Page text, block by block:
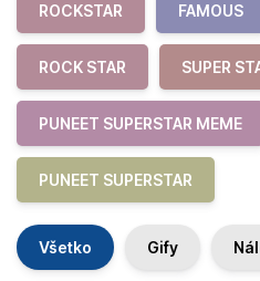
ROCKSTAR FAMOUS
ROCK STAR SUPER
PUNEET SUPERSTAR MEME
PUNEET SUPERSTAR
Všetko Gify